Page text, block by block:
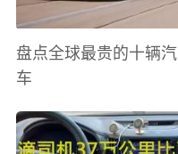
盘点全球最贵的十辆汽
车